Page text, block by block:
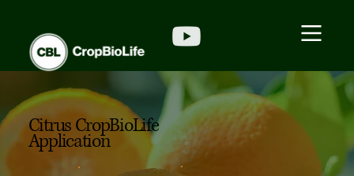
Citrus CropBioLife
Application